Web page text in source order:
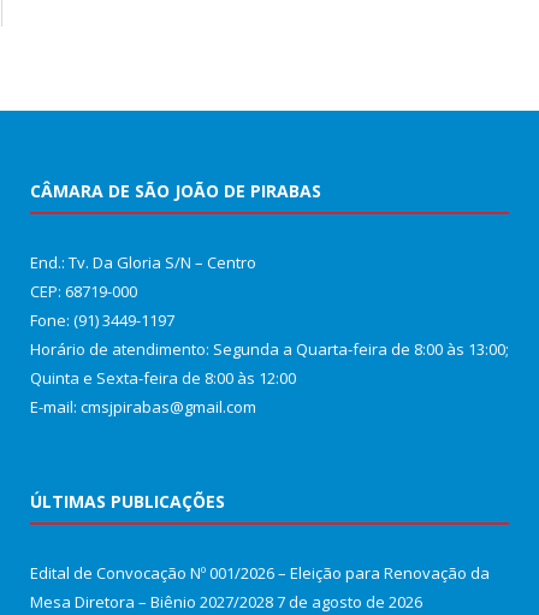
CÂMARA DE SÃO JOÃO DE PIRABAS
End.: Tv. Da Gloria S/N – Centro
CEP: 68719-000
Fone: (91) 3449-1197
Horário de atendimento: Segunda a Quarta-feira de 8:00 às 13:00;
Quinta e Sexta-feira de 8:00 às 12:00
E-mail: cmsjpirabas@gmail.com
ÚLTIMAS PUBLICAÇÕES
Edital de Convocação Nº 001/2026 – Eleição para Renovação da
Mesa Diretora – Biênio 2027/20287 de agosto de 2026